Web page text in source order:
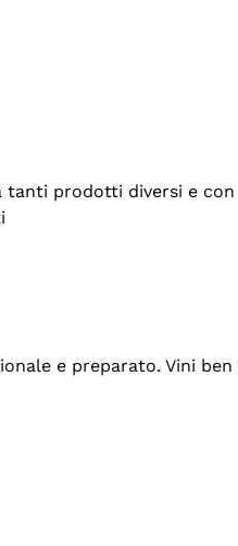
prodotti diversi e
e preparato. Vini